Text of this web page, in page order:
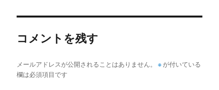
コメントを残す
メールアドレスが公開されることはありません。 ※ が付いている
欄は必須項目です